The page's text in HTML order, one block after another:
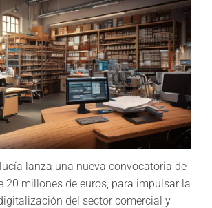
lanza una nueva convocatoria de
20 millones de euros, para impulsar la
del sector comercial y